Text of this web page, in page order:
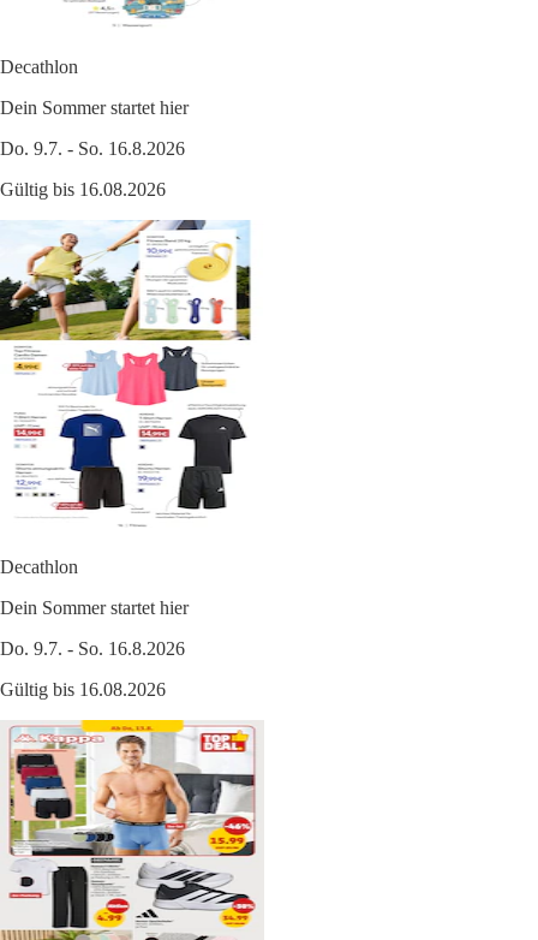
Decathlon
Dein Sommer startet hier
Do. 9.7. - So. 16.8.2026
Gültig bis 16.08.2026
Decathlon
Dein Sommer startet hier
Do. 9.7. - So. 16.8.2026
Gültig bis 16.08.2026